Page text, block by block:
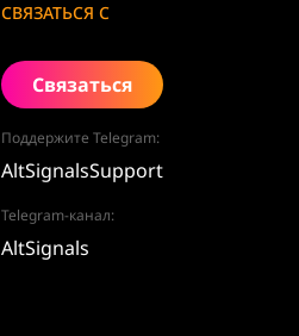
СВЯЗАТЬСЯ С
Связаться
Поддержите Telegram:
AltSignalsSupport
Telegram-канал:
AltSignals